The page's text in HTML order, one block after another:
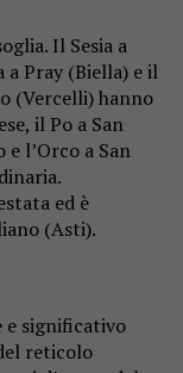
Il Sesia a
a Pray (Biella) e il
(Vercelli) hanno
il Po a San
e l’Orco a San
ed è
(Asti).
e significativo
reticolo